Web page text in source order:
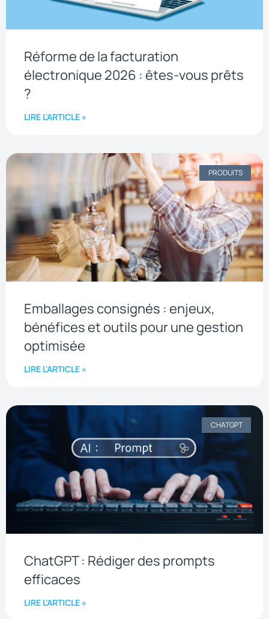
Réforme de la facturation
électronique 2026 : êtes-vous prêts
?
LIRE L'ARTICLE »
PRODUITS
Emballages consignés : enjeux,
bénéfices et outils pour une gestion
optimisée
LIRE L'ARTICLE »
CHATGPT
ChatGPT : Rédiger des prompts
efficaces
LIRE L'ARTICLE »